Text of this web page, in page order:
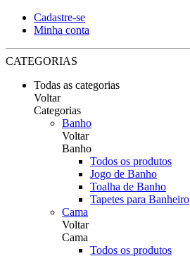
Cadastre-se
Minha conta
CATEGORIAS
Todas as categorias
Voltar
Categorias
Banho
Voltar
Banho
Todos os produtos
Jogo de Banho
Toalha de Banho
Tapetes para Banheiro
Cama
Voltar
Cama
Todos os produtos